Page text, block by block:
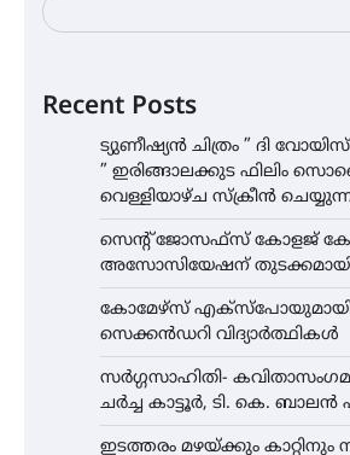
Recent Posts
ട്യുണീഷ്യൻ ചിത്രം ” ദി
” ഇരിങ്ങാലക്കുട ഫിലിം
വെള്ളിയാഴ്ച സ്‌ക്രീൻ
സെന്റ് ജോസഫ്സ് കോളജ്
അസോസിയേഷന്
കോമേഴ്സ്
സെക്കൻഡറി വിദ്യാർത്ഥികൾ
സർഗ്ഗസാഹിതി-
ചർച്ച കാട്ടൂർ, ടി. കെ. ബാലൻ
ഇടത്തരം മഴയ്ക്കും കാറ്റിനും